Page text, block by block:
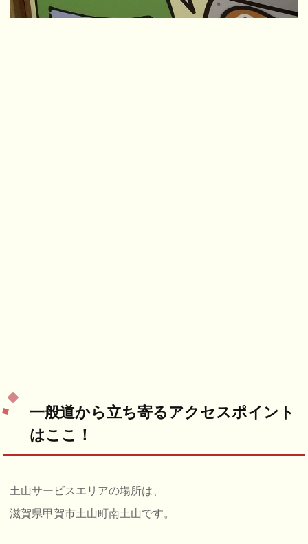
一般道から立ち寄るアクセスポイント
はここ！
土山サービスエリアの場所は、
滋賀県甲賀市土山町南土山です。